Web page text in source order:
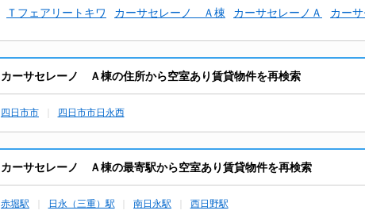
Ｔフェアリートキワ
カーサセレーノ Ａ棟 カーサセレーノＡ カー
カーサセレーノ Ａ棟の住所から空室あり賃貸物件を再検索
四日市市 四日市市日永西
カーサセレーノ Ａ棟の最寄駅から空室あり賃貸物件を再検索
赤堀駅 日永（三重）駅 南日永駅 西日野駅